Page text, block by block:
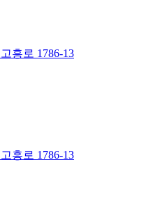
흥로 1786-13
흥로 1786-13